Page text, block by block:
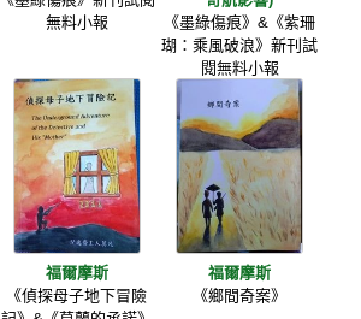
無料小報
《墨綠傷痕》&《紫珊
瑚：乘風破浪》新刊試
閱無料小報
福爾摩斯
《偵探母子地下冒險
福爾摩斯
《鄉間奇案》